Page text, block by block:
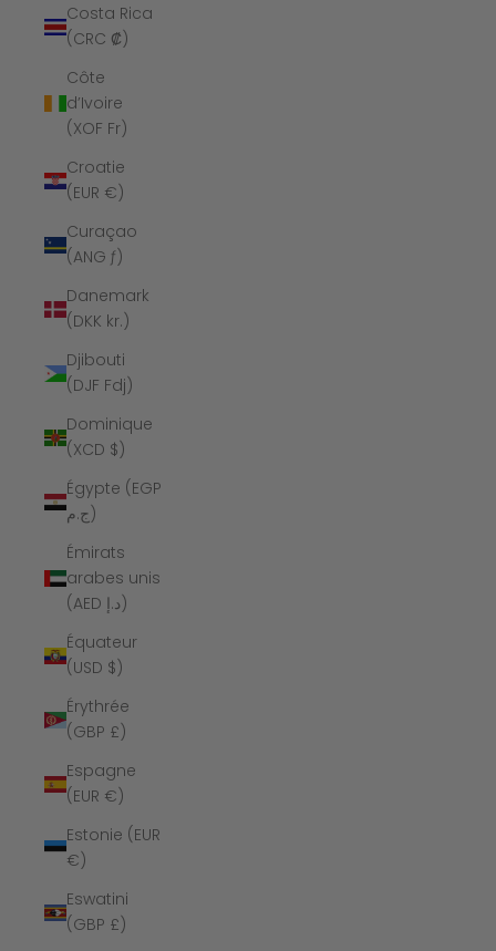
Costa Rica
(CRC ₡)
Côte
d’Ivoire
(XOF Fr)
Croatie
(EUR €)
Curaçao
(ANG ƒ)
Danemark
(DKK kr.)
Djibouti
(DJF Fdj)
Dominique
(XCD $)
Égypte (EGP
ج.م)
Émirats
arabes unis
(AED د.إ)
Équateur
(USD $)
Érythrée
(GBP £)
Espagne
(EUR €)
Estonie (EUR
€)
Eswatini
(GBP £)